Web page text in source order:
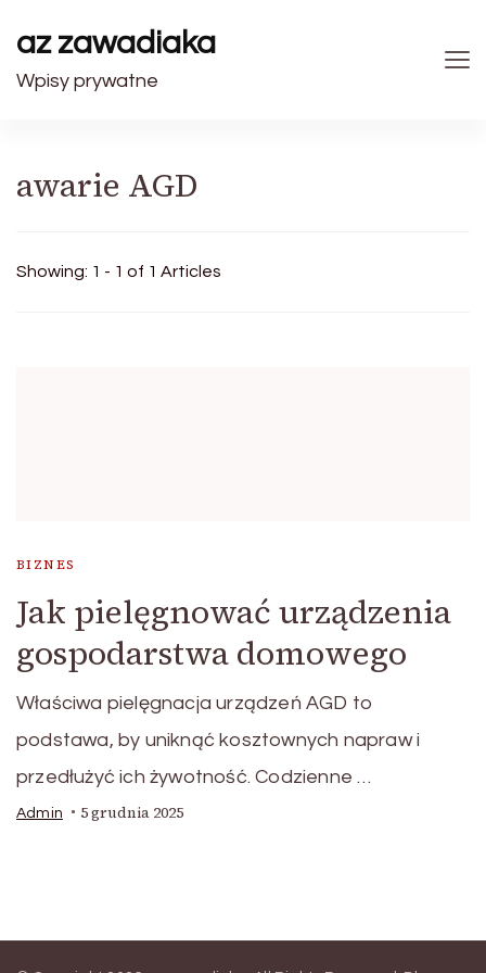
az zawadiaka
Wpisy prywatne
awarie AGD
Showing: 1 - 1 of 1 Articles
BIZNES
Jak pielęgnować urządzenia
gospodarstwa domowego
Właściwa pielęgnacja urządzeń AGD to
podstawa, by uniknąć kosztownych napraw i
przedłużyć ich żywotność. Codzienne …
Admin 5 grudnia 2025